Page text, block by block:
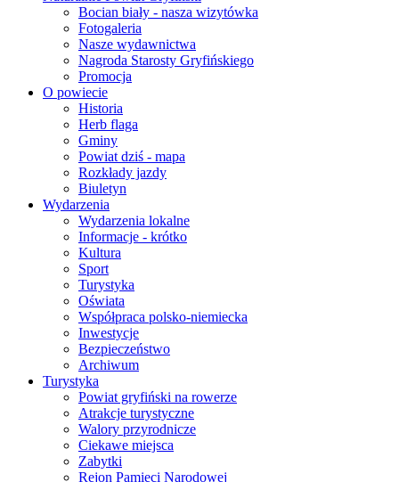
Bocian biały - nasza wizytówka
Fotogaleria
Nasze wydawnictwa
Nagroda Starosty Gryfińskiego
Promocja
O powiecie
Historia
Herb flaga
Gminy
Powiat dziś - mapa
Rozkłady jazdy
Biuletyn
Wydarzenia
Wydarzenia lokalne
Informacje - krótko
Kultura
Sport
Turystyka
Oświata
Współpraca polsko-niemiecka
Inwestycje
Bezpieczeństwo
Archiwum
Turystyka
Powiat gryfiński na rowerze
Atrakcje turystyczne
Walory przyrodnicze
Ciekawe miejsca
Zabytki
Rejon Pamięci Narodowej